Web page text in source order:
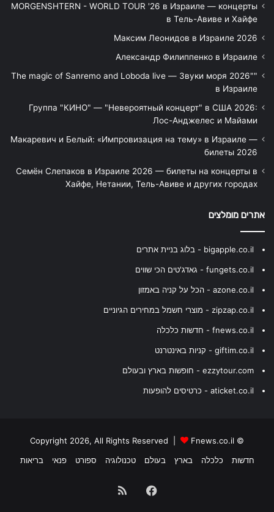
MORGENSHTERN - WORLD TOUR '26 в Израиле — концерты
в Тель-Авиве и Хайфе
Максим Леонидов в Израиле 2026
Александр Филиппенко в Израиле
"The magic of Sanremo and Loboda live — Звуки моря 2026"
в Израиле
Группа "КИНО" — "Невероятный концерт" в США 2026:
Лос-Анджелес и Майами
Макаревич и Белый: «Импровизация на тему» в Израиле —
билеты 2026
Семён Слепаков в Израиле 2026 — билеты на концерты в
Хайфе, Нетании, Тель-Авиве и других городах
אתרים מומלצים
bigapple.co.il - בלוג בניית אתרים
fungets.co.il - גאדג'טים הכי שווים
azone.co.il - הכל על קניה באמזון
zipzap.co.il - מוצרי חשמל במחירים הגיוניים
fnews.co.il - חדשות כלכלה
giftim.co.il - קניות באינטרנט
ezzytour.com - חופשות בארץ ובעולם
aticket.co.il - כרטיסים להופעות
© Copyright 2026, All Rights Reserved |
Fnews.co.il
חדשות
כלכלה בארץ בעולם טכנולוגיה ספורט פנאי בריאות
Facebook